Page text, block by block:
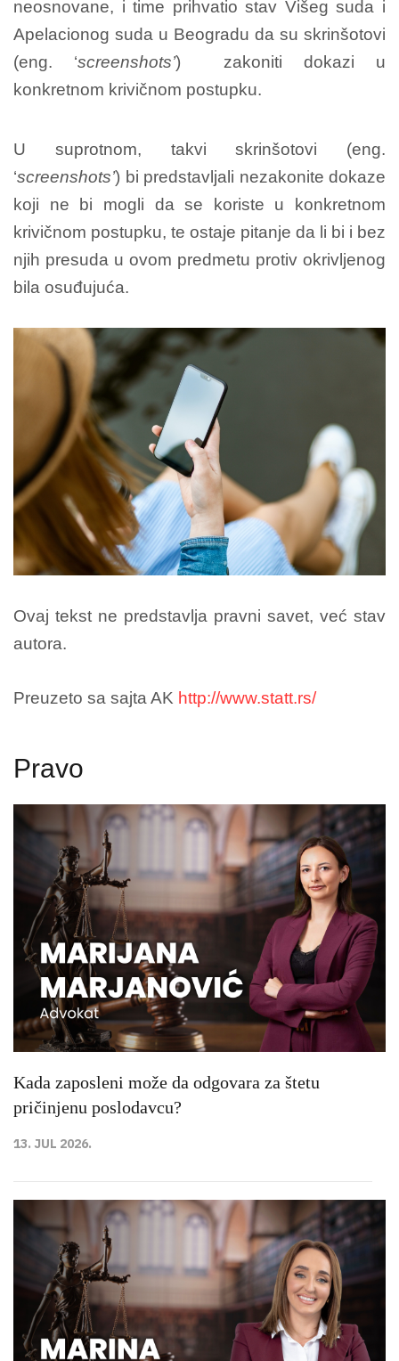
neosnovane, i time prihvatio stav Višeg suda i
Apelacionog suda u Beogradu da su skrinšotovi
(eng. ‘screenshots’) zakoniti dokazi u
konkretnom krivičnom postupku.
U suprotnom, takvi skrinšotovi (eng.
‘screenshots’) bi predstavljali nezakonite dokaze
koji ne bi mogli da se koriste u konkretnom
krivičnom postupku, te ostaje pitanje da li bi i bez
njih presuda u ovom predmetu protiv okrivljenog
bila osuđujuća.
Ovaj tekst ne predstavlja pravni savet, već stav
autora.
Preuzeto sa sajta AK http://www.statt.rs/
Pravo
Kada zaposleni može da odgovara za štetu
pričinjenu poslodavcu?
13. JUL 2026.